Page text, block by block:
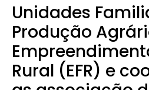
Unidades
Produção
Rural (EFR) e